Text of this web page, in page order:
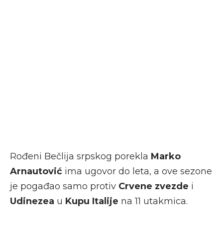
Rođeni Bečlija srpskog porekla Marko
Arnautović ima ugovor do leta, a ove sezone
je pogađao samo protiv Crvene zvezde i
Udinezea u Kupu Italije na 11 utakmica.